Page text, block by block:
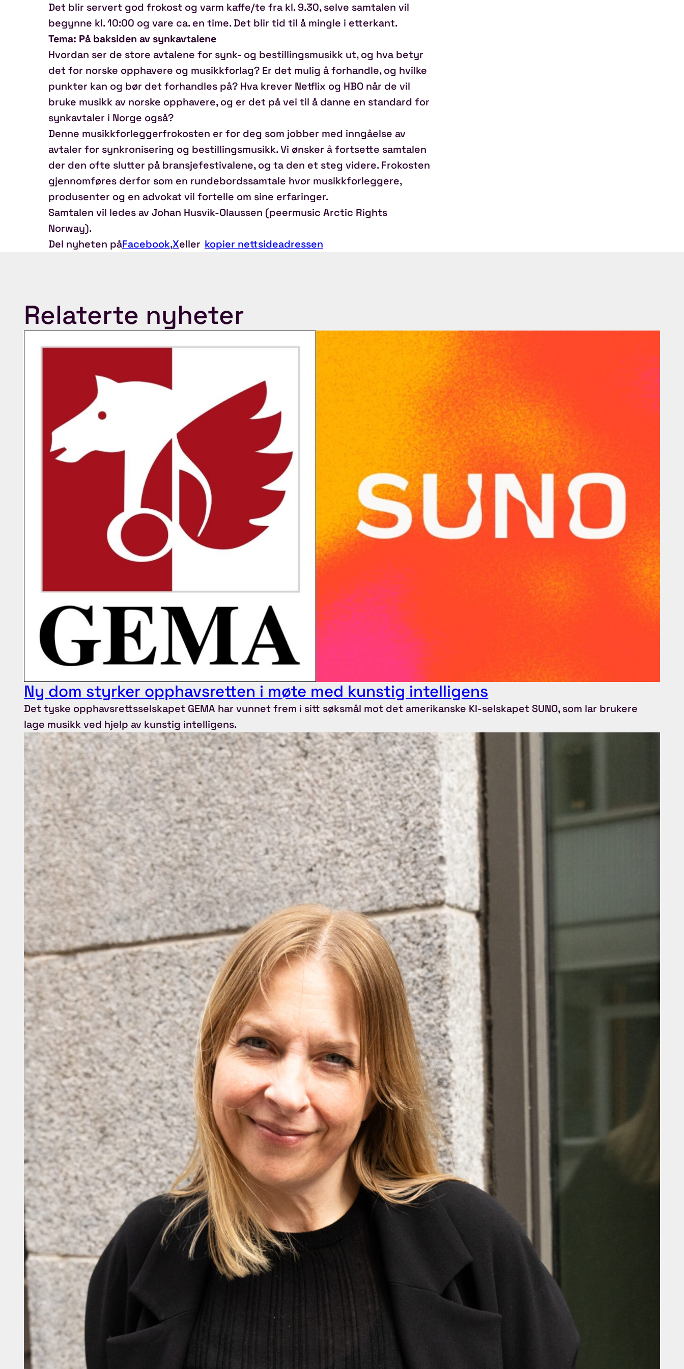
Det blir servert god frokost og varm kaffe/te fra kl. 9.30, selve samtalen vil
begynne kl. 10:00 og vare ca. en time. Det blir tid til å mingle i etterkant.
Tema: På baksiden av synkavtalene
Hvordan ser de store avtalene for synk- og bestillingsmusikk ut, og hva betyr
det for norske opphavere og musikkforlag? Er det mulig å forhandle, og hvilke
punkter kan og bør det forhandles på? Hva krever Netflix og HBO når de vil
bruke musikk av norske opphavere, og er det på vei til å danne en standard for
synkavtaler i Norge også?
Denne musikkforleggerfrokosten er for deg som jobber med inngåelse av
avtaler for synkronisering og bestillingsmusikk. Vi ønsker å fortsette samtalen
der den ofte slutter på bransjefestivalene, og ta den et steg videre. Frokosten
gjennomføres derfor som en rundebordssamtale hvor musikkforleggere,
produsenter og en advokat vil fortelle om sine erfaringer.
Samtalen vil ledes av Johan Husvik-Olaussen (peermusic Arctic Rights
Norway).
Del nyheten påFacebook,Xeller kopier nettsideadressen
Relaterte nyheter
Ny dom styrker opphavsretten i møte med kunstig intelligens
Det tyske opphavsrettsselskapet GEMA har vunnet frem i sitt søksmål mot det amerikanske KI-selskapet SUNO, som lar brukere
lage musikk ved hjelp av kunstig intelligens.